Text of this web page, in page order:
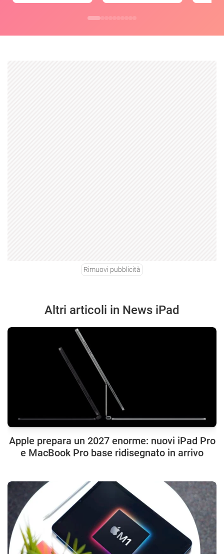
Rimuovi pubblicità
Altri articoli in News iPad
Apple prepara un 2027 enorme: nuovi iPad Pro
e MacBook Pro base ridisegnato in arrivo